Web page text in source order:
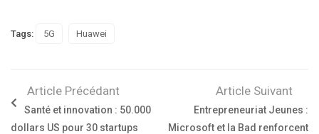
Tags: 5G Huawei
Article Précédant
Santé et innovation : 50.000
dollars US pour 30 startups
Article Suivant
Entrepreneuriat Jeunes :
Microsoft et la Bad renforcent